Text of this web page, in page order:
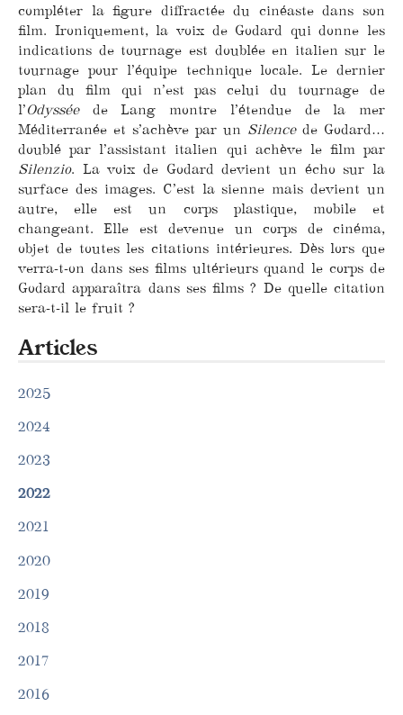
compléter la figure diffractée du cinéaste dans son
film. Ironiquement, la voix de Godard qui donne les
indications de tournage est doublée en italien sur le
tournage pour l’équipe technique locale. Le dernier
plan du film qui n’est pas celui du tournage de
l’Odysséede Lang montre l’étendue de la mer
Méditerranée et s’achève par un Silencede Godard…
doublé par l’assistant italien qui achève le film par
Silenzio. La voix de Godard devient un écho sur la
surface des images. C’est la sienne mais devient un
autre, elle est un corps plastique, mobile et
changeant. Elle est devenue un corps de cinéma,
objet de toutes les citations intérieures. Dès lors que
verra-t-on dans ses films ultérieurs quand le corps de
Godard apparaîtra dans ses films ? De quelle citation
sera-t-il le fruit ?
Articles
2025
2024
2023
2022
2021
2020
2019
2018
2017
2016